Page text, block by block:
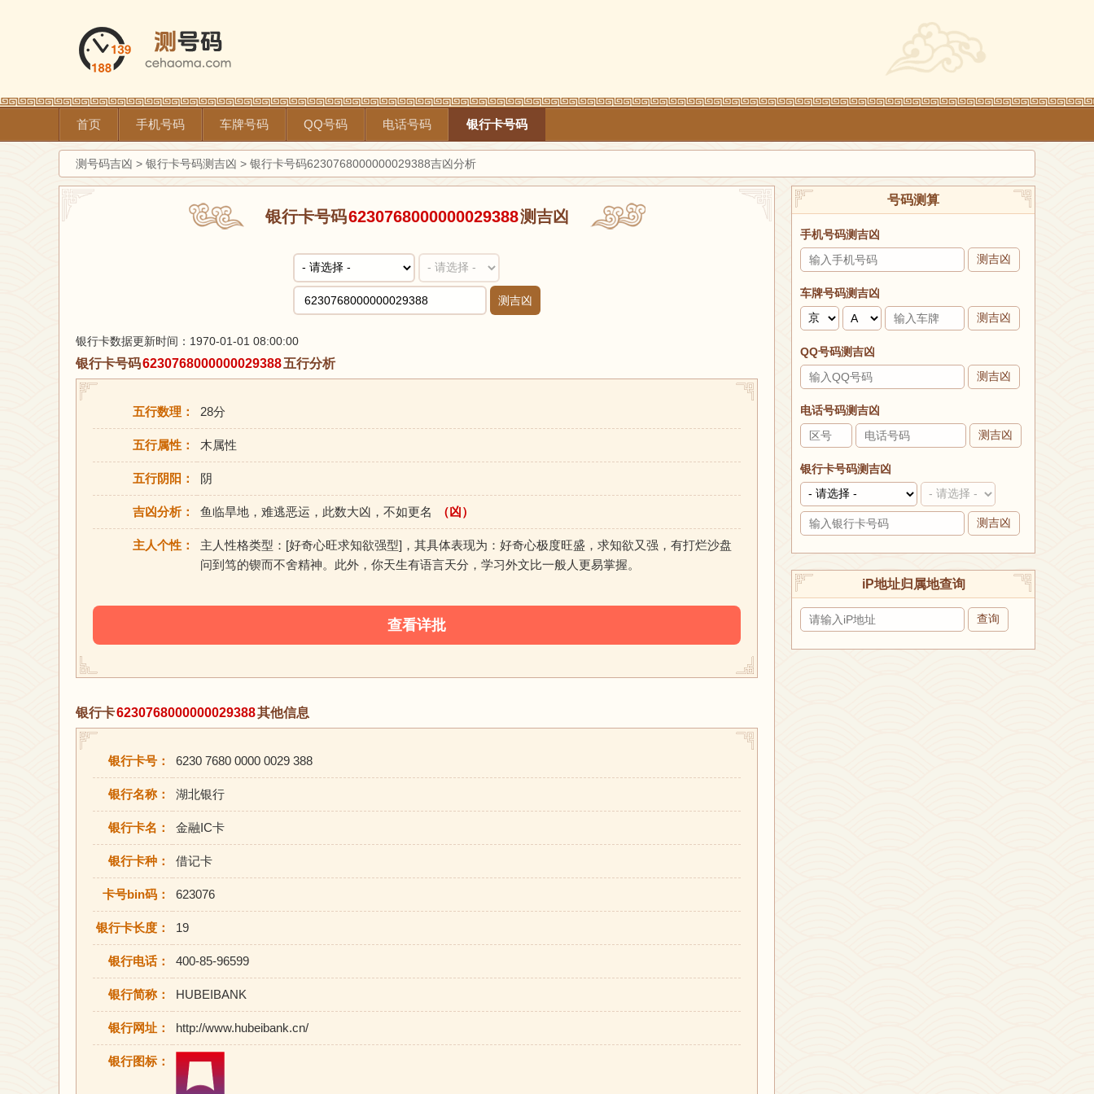
首页 手机号码 车牌号码 QQ号码 电话号码 银行卡号码
测号码吉凶 > 银行卡号码测吉凶 > 银行卡号码6230768000000029388吉凶分析
银行卡号码6230768000000029388测吉凶
测吉凶
银行卡数据更新时间：1970-01-01 08:00:00
银行卡号码6230768000000029388五行分析
五行数理： 28分
五行属性： 木属性
五行阴阳： 阴
吉凶分析： 鱼临旱地，难逃恶运，此数大凶，不如更名 （凶）
主人个性：
主人性格类型：[好奇心旺求知欲强型]，其具体表现为：好奇心极度旺盛，求知欲又强，有打烂沙盘
问到笃的锲而不舍精神。此外，你天生有语言天分，学习外文比一般人更易掌握。
查看详批
银行卡6230768000000029388其他信息
银行卡号： 6230 7680 0000 0029 388
银行名称： 湖北银行
银行卡名： 金融IC卡
银行卡种： 借记卡
卡号bin码： 623076
银行卡长度： 19
银行电话： 400-85-96599
银行简称： HUBEIBANK
银行网址： http://www.hubeibank.cn/
银行图标：
号码测算
手机号码测吉凶
测吉凶
车牌号码测吉凶
测吉凶
QQ号码测吉凶
测吉凶
电话号码测吉凶
测吉凶
银行卡号码测吉凶
测吉凶
iP地址归属地查询
查询